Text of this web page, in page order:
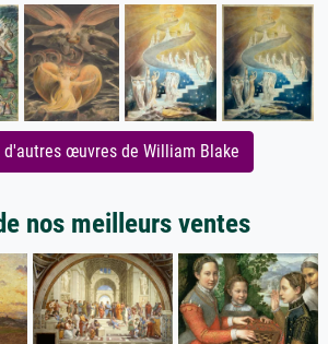
d'autres œuvres de William Blake
nos meilleurs ventes